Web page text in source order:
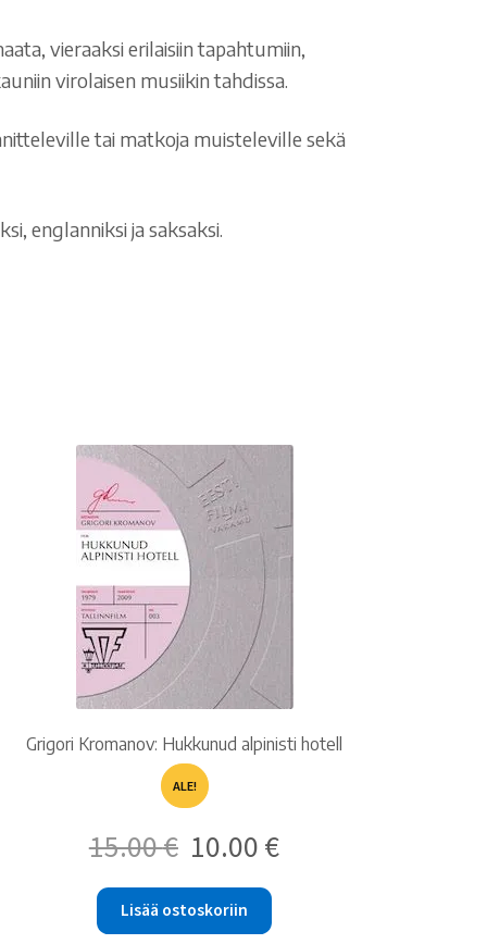
vieraaksi erilaisiin tapahtumiin,
virolaisen musiikin tahdissa.
tai matkoja muisteleville sekä
englanniksi ja saksaksi.
Grigori Kromanov: Hukkunud alpinisti hotell
ALE!
15.00€
hinta
15.00 €.
10.00 €hinta
Lisää ostoskoriin